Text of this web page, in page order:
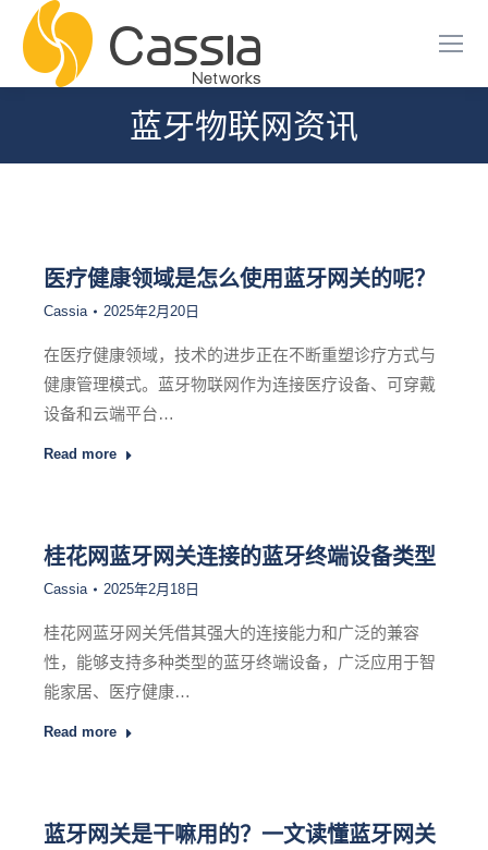
蓝牙物联网资讯
您在这里：
医疗健康领域是怎么使用蓝牙网关的呢？
Cassia 2025年2月20日
在医疗健康领域，技术的进步正在不断重塑诊疗方式与
健康管理模式。蓝牙物联网作为连接医疗设备、可穿戴
设备和云端平台…
Read more
桂花网蓝牙网关连接的蓝牙终端设备类型
Cassia 2025年2月18日
桂花网蓝牙网关凭借其强大的连接能力和广泛的兼容
性，能够支持多种类型的蓝牙终端设备，广泛应用于智
能家居、医疗健康…
Read more
蓝牙网关是干嘛用的？一文读懂蓝牙网关